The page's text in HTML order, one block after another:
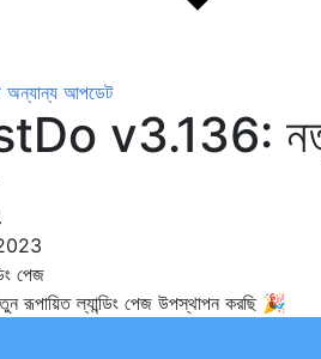
অন্যান্য আপডেট
v3.136: নতুন
পেজ
রূপায়িত ল্যান্ডিং পেজ উপস্থাপন করছি 🎉